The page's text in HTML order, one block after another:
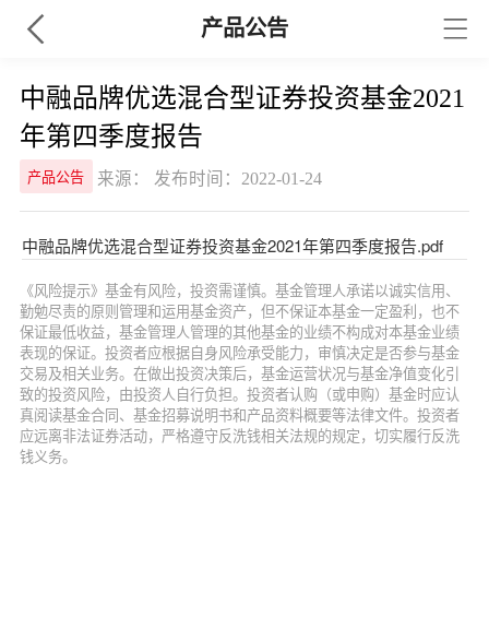
产品公告
中融品牌优选混合型证券投资基金2021
年第四季度报告
产品公告 来源： 发布时间：2022-01-24
中融品牌优选混合型证券投资基金2021年第四季度报告.pdf
《风险提示》基金有风险，投资需谨慎。基金管理人承诺以诚实信用、
勤勉尽责的原则管理和运用基金资产，但不保证本基金一定盈利，也不
保证最低收益，基金管理人管理的其他基金的业绩不构成对本基金业绩
表现的保证。投资者应根据自身风险承受能力，审慎决定是否参与基金
交易及相关业务。在做出投资决策后，基金运营状况与基金净值变化引
致的投资风险，由投资人自行负担。投资者认购（或申购）基金时应认
真阅读基金合同、基金招募说明书和产品资料概要等法律文件。投资者
应远离非法证券活动，严格遵守反洗钱相关法规的规定，切实履行反洗
钱义务。